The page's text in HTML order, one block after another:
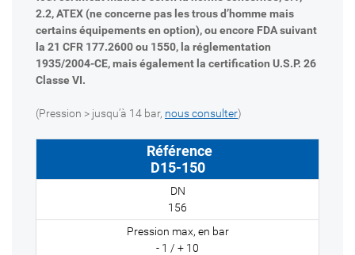
2.2, ATEX (ne concerne pas les trous d’homme mais
certains équipements en option), ou encore FDA suivant
la 21 CFR 177.2600 ou 1550, la réglementation
1935/2004-CE, mais également la certification U.S.P. 26
Classe VI.
(Pression > jusqu’à 14 bar, nous consulter)
D15-150
156
- 1 / + 10